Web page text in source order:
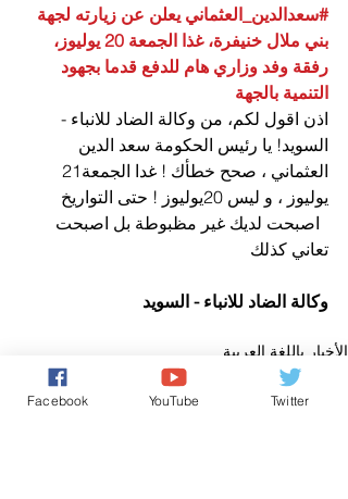
#سعدالدين_العثماني يعلن عن زيارته لجهة
بني ملال خنيفرة، غذا الجمعة 20 يوليوز،
رفقة وفد وزاري هام للدفع قدما بجهود
التنمية بالجهة
اذن اقول لكم، من وكالة الضاد للانباء -
السويد! يا رئيس الحكومة سعد الدين
يوليوز ، و ليس 20يوليوز ! حتى التواريخ
  اصبحت لديك غير مظبوطة بل اصبحت
تعاني كذلك
وكالة الضاد للانباء - السويد
الأخبار باللغة العربية
Facebook YouTube Twitter